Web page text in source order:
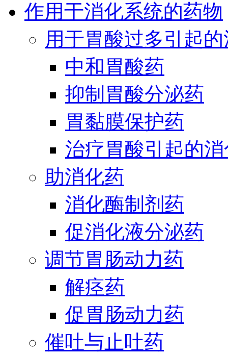
作用于消化系统的药物
用于胃酸过多引起
中和胃酸药
抑制胃酸分泌药
胃黏膜保护药
治疗胃酸引起的
助消化药
消化酶制剂药
促消化液分泌药
调节胃肠动力药
解痉药
促胃肠动力药
催吐与止吐药